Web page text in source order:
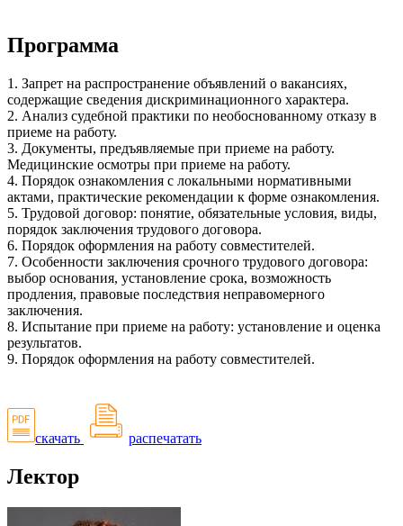
Программа
1. Запрет на распространение объявлений о вакансиях,
содержащие сведения дискриминационного характера.
2. Анализ судебной практики по необоснованному отказу в
приеме на работу.
3. Документы, предъявляемые при приеме на работу.
Медицинские осмотры при приеме на работу.
4. Порядок ознакомления с локальными нормативными
актами, практические рекомендации к форме ознакомления.
5. Трудовой договор: понятие, обязательные условия, виды,
порядок заключения трудового договора.
6. Порядок оформления на работу совместителей.
7. Особенности заключения срочного трудового договора:
выбор основания, установление срока, возможность
продления, правовые последствия неправомерного
заключения.
8. Испытание при приеме на работу: установление и оценка
результатов.
9. Порядок оформления на работу совместителей.
скачать распечатать
Лектор